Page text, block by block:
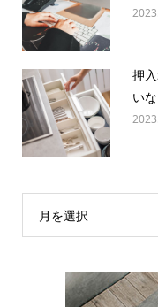
押
い
月を選択